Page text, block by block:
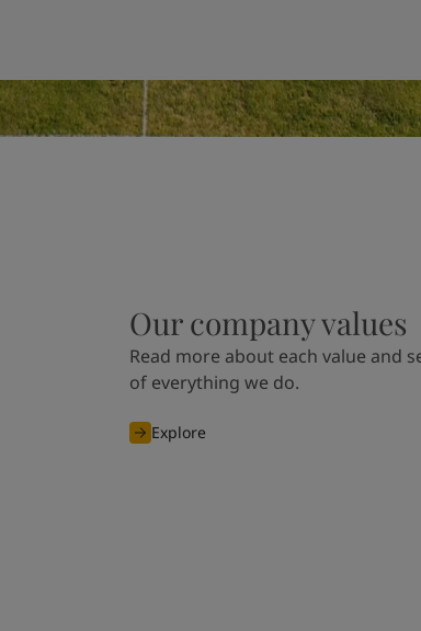
Our company values
Read more about each value and
of everything we do.
Explore